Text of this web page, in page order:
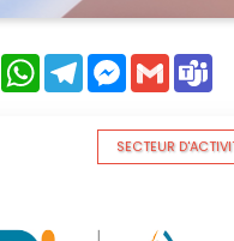
LinkedInWhatsAppTelegramMessenger
Gmail
SECTEUR